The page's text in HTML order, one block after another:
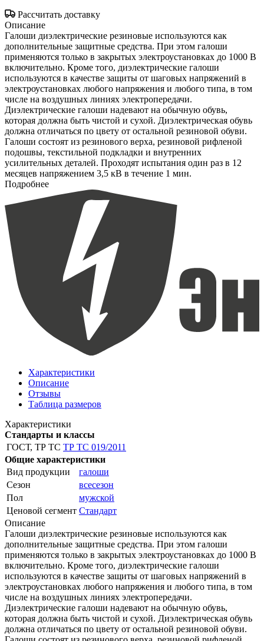
Рассчитать доставку
Описание
Галоши диэлектрические резиновые используются как
дополнительные защитные средства. При этом галоши
применяются только в закрытых электроустановках до 1000 В
включительно. Кроме того, диэлектрические галоши
используются в качестве защиты от шаговых напряжений в
электроустановках любого напряжения и любого типа, в том
числе на воздушных линиях электропередачи.
Диэлектрические галоши надевают на обычную обувь,
которая должна быть чистой и сухой. Диэлектрическая обувь
должна отличаться по цвету от остальной резиновой обуви.
Галоши состоят из резинового верха, резиновой рифленой
подошвы, текстильной подкладки и внутренних
усилительных деталей. Проходят испытания один раз в 12
месяцев напряжением 3,5 кВ в течение 1 мин.
Подробнее
Характеристики
Описание
Отзывы
Таблица размеров
Характеристики
Стандарты и классы
ГОСТ, ТР ТС ТР ТС 019/2011
Общие характеристики
Вид продукции
галоши
Сезон
всесезон
Пол
мужской
Ценовой сегмент Стандарт
Описание
Галоши диэлектрические резиновые используются как
дополнительные защитные средства. При этом галоши
применяются только в закрытых электроустановках до 1000 В
включительно. Кроме того, диэлектрические галоши
используются в качестве защиты от шаговых напряжений в
электроустановках любого напряжения и любого типа, в том
числе на воздушных линиях электропередачи.
Диэлектрические галоши надевают на обычную обувь,
которая должна быть чистой и сухой. Диэлектрическая обувь
должна отличаться по цвету от остальной резиновой обуви.